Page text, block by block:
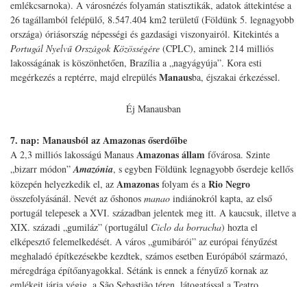
emlékcsarnoka). A városnézés folyamán statisztikák, adatok áttekintése a
26 tagállamból felépülő, 8.547.404 km2 területű (Földünk 5. legnagyobb
országa) óriásország népességi és gazdasági viszonyairól. Kitekintés a
Portugál Nyelvű Országok Közösségére (CPLC), aminek 214 milliós
lakosságának is köszönhetően, Brazília a „nagyágyúja”. Kora esti
megérkezés a reptérre, majd elrepülés Manausba, éjszakai érkezéssel.
Éj Manausban
7. nap: Manausból az Amazonas őserdőibe
A 2,3 milliós lakosságú Manaus Amazonas állam fővárosa. Szinte
„bizarr módon” Amazónia, s egyben Földünk legnagyobb őserdeje kellős
közepén helyezkedik el, az Amazonas folyam és a Rio Negro
összefolyásánál. Nevét az őshonos manao indiánokról kapta, az első
portugál telepesek a XVI. században jelentek meg itt. A kaucsuk, illetve a
XIX. századi „gumiláz” (portugálul Ciclo da borracha) hozta el
elképesztő felemelkedését. A város „gumibárói” az európai fényűzést
meghaladó építkezésekbe kezdtek, számos esetben Európából származó,
méregdrága építőanyagokkal. Sétánk is ennek a fényűző kornak az